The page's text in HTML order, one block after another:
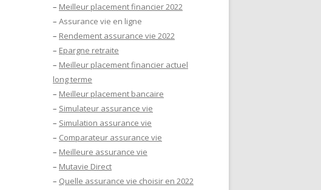
– Meilleur placement financier 2022
– Assurance vie en ligne
– Rendement assurance vie 2022
– Epargne retraite
– Meilleur placement financier actuel
long terme
– Meilleur placement bancaire
– Simulateur assurance vie
– Simulation assurance vie
– Comparateur assurance vie
– Meilleure assurance vie
– Mutavie Direct
– Quelle assurance vie choisir en 2022